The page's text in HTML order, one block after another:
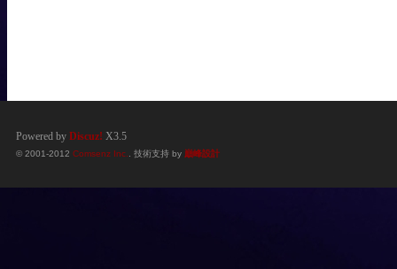
Powered by Discuz! X3.5
© 2001-2012 Comsenz Inc. . 技術支持 by 巔峰設計